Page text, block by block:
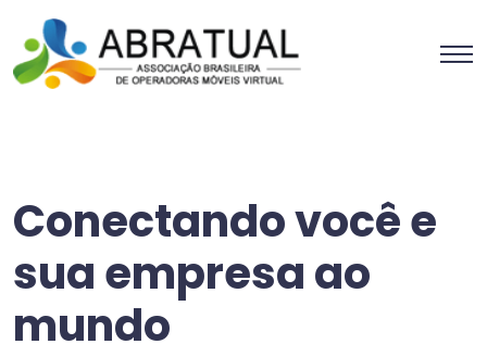
Conectando você e
sua empresa ao
mundo